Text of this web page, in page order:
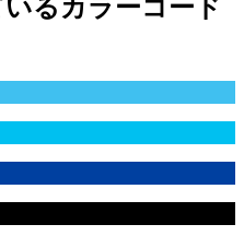
るカラーコード